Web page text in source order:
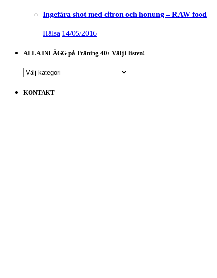
Ingefära shot med citron och honung – RAW food
Hälsa 14/05/2016
ALLA INLÄGG på Träning 40+ Välj i listen!
ALLA
på
KONTAKT